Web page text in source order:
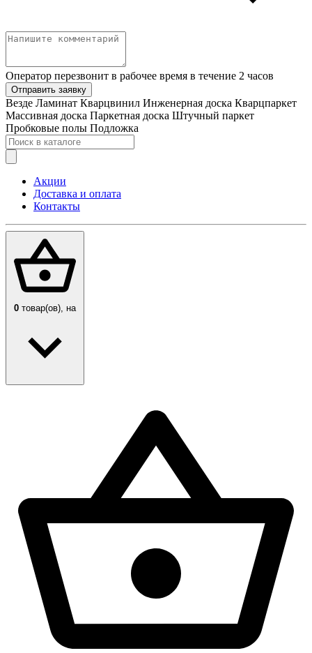
Оператор перезвонит в рабочее время в течение 2 часов
Отправить заявку
Везде Ламинат Кварцвинил Инженерная доска Кварцпаркет
Массивная доска Паркетная доска Штучный паркет
Пробковые полы Подложка
Акции
Доставка и оплата
Контакты
0 товар(ов), на